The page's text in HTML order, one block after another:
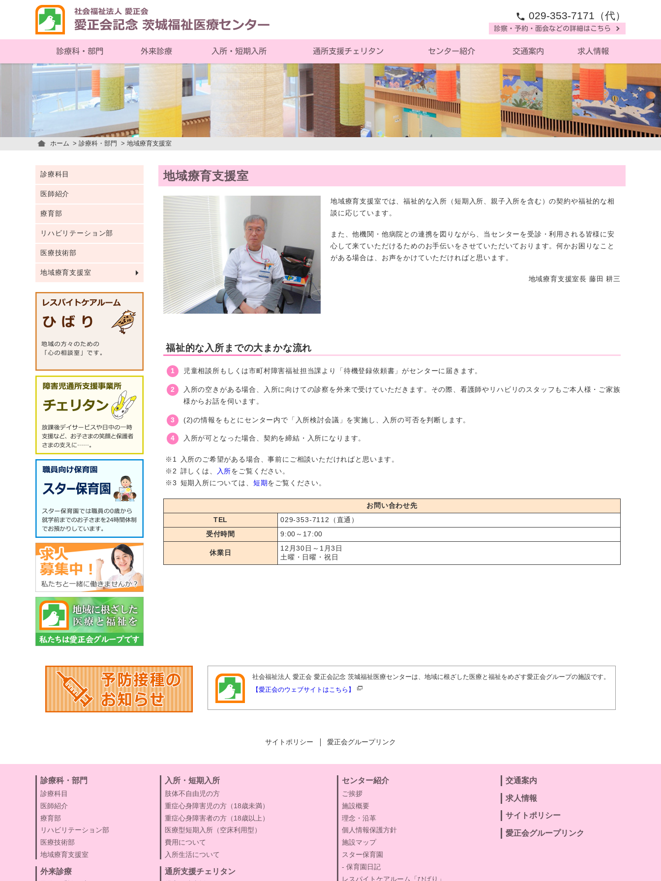
phone 029-353-7171（代）
診察・予約・面会などの詳細はこちら
診療科・部門 外来診療 入所・短期入所 通所支援チェリタン センター紹介 交通案内 求人情報
ホーム 診療科・部門 地域療育支援室
地域療育支援室
地域療育支援室では、福祉的な入所（短期入所、親子入所を含む）の契約や福祉的な相
談に応じています。
また、他機関・他病院との連携を図りながら、当センターを受診・利用される皆様に安
心して来ていただけるためのお手伝いをさせていただいております。何かお困りなこと
がある場合は、お声をかけていただければと思います。
地域療育支援室長 藤田 耕三
福祉的な入所までの大まかな流れ
児童相談所もしくは市町村障害福祉担当課より「待機登録依頼書」がセンターに届きます。
入所の空きがある場合、入所に向けての診察を外来で受けていただきます。その際、看護師やリハビリのスタッフもご本人様・ご家族
様からお話を伺います。
(2)の情報をもとにセンター内で「入所検討会議」を実施し、入所の可否を判断します。
入所が可となった場合、契約を締結・入所になります。
※1
入所のご希望がある場合、事前にご相談いただければと思います。
※2 詳しくは、 入所をご覧ください。
※3 短期入所については、 短期 をご覧ください。
お問い合わせ先
TEL
029-353-7112（直通）
受付時間
9:00～17:00
休業日
12月30日～1月3日
土曜・日曜・祝日
診療科目
医師紹介
療育部
リハビリテーション部
医療技術部
地域療育支援室
社会福祉法人 愛正会 愛正会記念 茨城福祉医療センターは、地域に根ざした医療と福祉をめざす愛正会グループの施設です。
【愛正会のウェブサイトはこちら】
サイトポリシー 愛正会グループリンク
診療科・部門
診療科目
医師紹介
療育部
リハビリテーション部
医療技術部
地域療育支援室
外来診療
入所・短期入所
肢体不自由児の方
重症心身障害児の方（18歳未満）
重症心身障害者の方（18歳以上）
医療型短期入所（空床利用型）
費用について
入所生活について
通所支援チェリタン
センター紹介
ご挨拶
施設概要
理念・沿革
個人情報保護方針
施設マップ
スター保育園
保育園日記
レスパイトケアルーム「ひばり」
交通案内
求人情報
サイトポリシー
愛正会グループリンク